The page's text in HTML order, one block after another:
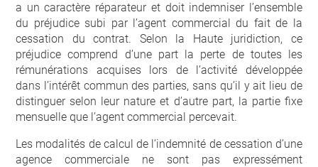
a un caractère réparateur et doit indemniser l’ensemble
du préjudice subi par l’agent commercial du fait de la
cessation du contrat. Selon la Haute juridiction, ce
préjudice comprend d’une part la perte de toutes les
rémunérations acquises lors de l’activité développée
dans l’intérêt commun des parties, sans qu’il y ait lieu de
distinguer selon leur nature et d’autre part, la partie fixe
mensuelle que l’agent commercial percevait.
Les modalités de calcul de l’indemnité de cessation d’une
agence commerciale ne sont pas expressément